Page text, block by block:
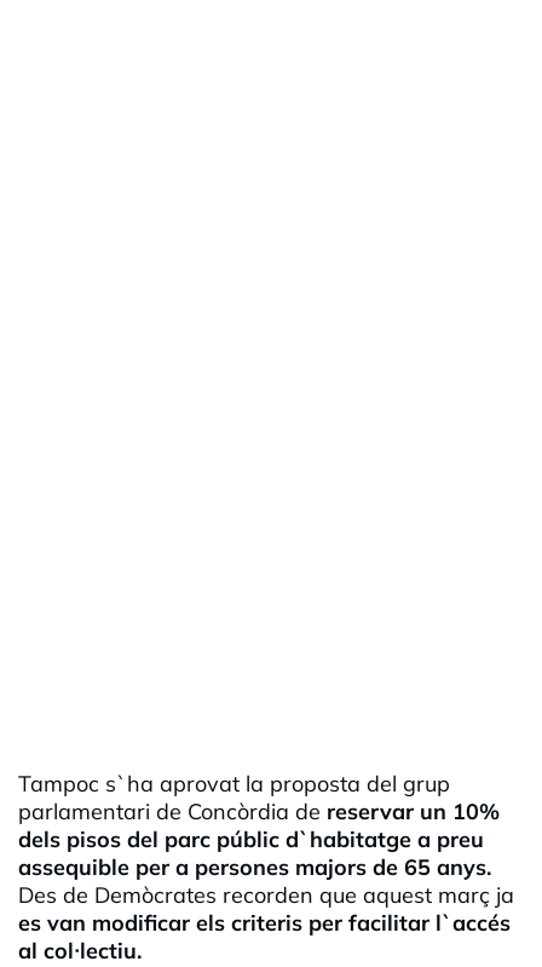
Tampoc s`ha aprovat la proposta del grup
parlamentari de Concòrdia de reservar un 10%
dels pisos del parc públic d`habitatge a preu
assequible per a persones majors de 65 anys.
Des de Demòcrates recorden que aquest març ja
es van modificar els criteris per facilitar l`accés
al col·lectiu.